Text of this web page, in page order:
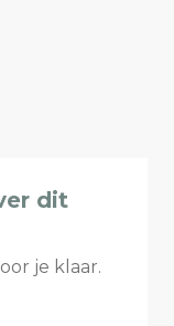
dit
je klaar.